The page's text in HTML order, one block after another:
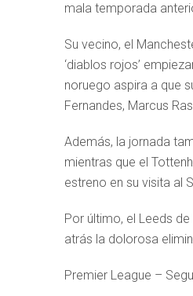
mala temporada
Su vecino, el
‘diablos rojos’
noruego aspira a que
Fernandes, Marcus
Además, la jornada
mientras que el
estreno en su visita al
Por último, el Leeds
atrás la dolorosa
Premier League –